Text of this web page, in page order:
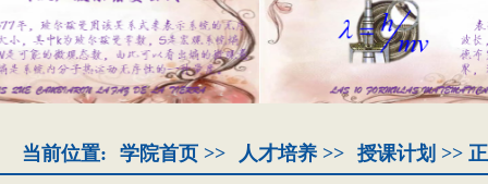
当前位置: 学院首页 >> 人才培养 >> 授课计划 >>